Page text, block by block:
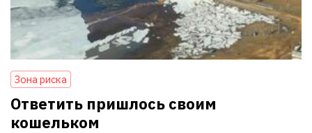
Зона риска
Ответить пришлось своим
кошельком